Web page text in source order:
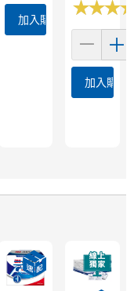
加入購物車 ★★★
★★★
加入購物